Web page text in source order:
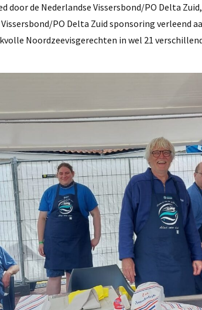
door de Nederlandse Vissersbond/PO Delta
PO Delta Zuid sponsoring verleend
Noordzeevisgerechten in wel 21